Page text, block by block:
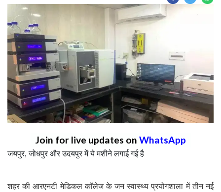
Join for live updates on WhatsApp
जयपुर, जोधपुर और उदयपुर में ये मशीने लगाई गई है
शहर की आरएनटी मेडिकल कॉलेज के जन स्वास्थ्य प्रयोगशाला में तीन नई